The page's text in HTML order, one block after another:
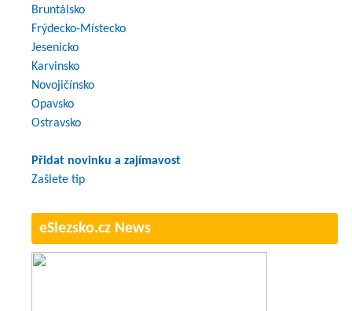
Bruntálsko
Frýdecko-Místecko
Jesenicko
Karvinsko
Novojičínsko
Opavsko
Ostravsko
Přidat novinku a zajímavost
Zašlete tip
eSlezsko.cz News